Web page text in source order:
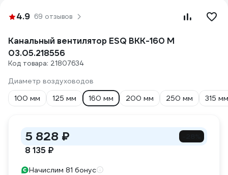
4.9 69 отзывов
Канальный вентилятор ESQ ВКК-160 М
03.05.218556
Код товара: 21807634
Диаметр воздуховодов
100 мм
125 мм 160 мм 200 мм 250 мм 315 мм
5 828 ₽
8 135 ₽
Начислим 81 бонус